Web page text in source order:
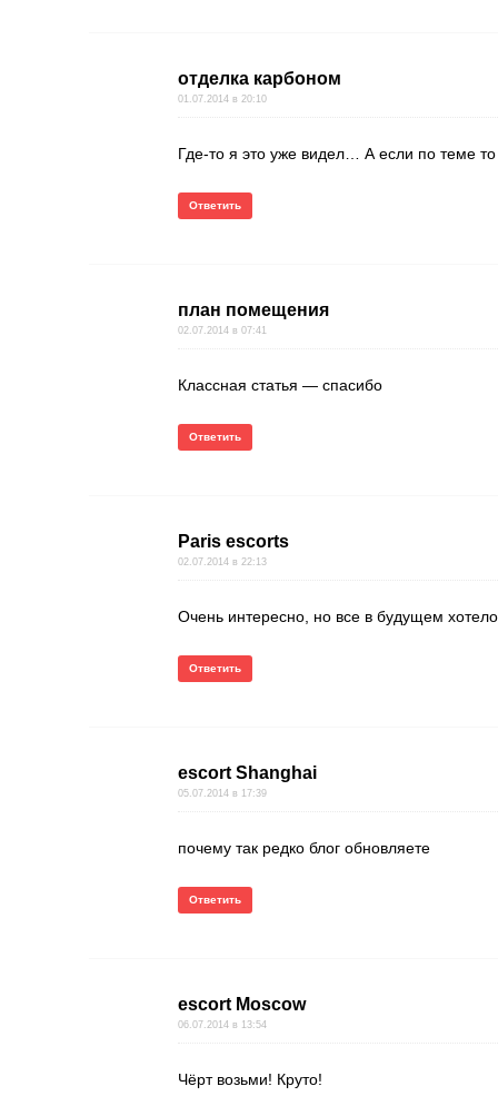
отделка карбоном
01.07.2014 в 20:10
Где-то я это уже видел… А если по теме
Ответить
план помещения
02.07.2014 в 07:41
Классная статья — спасибо
Ответить
Paris escorts
02.07.2014 в 22:13
Очень интересно, но все в будущем
Ответить
escort Shanghai
05.07.2014 в 17:39
почему так редко блог обновляете
Ответить
escort Moscow
06.07.2014 в 13:54
Чёрт возьми! Круто!